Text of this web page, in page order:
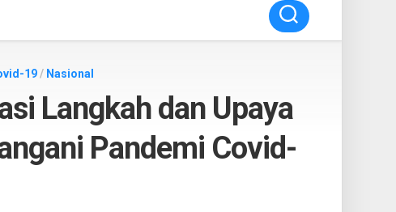
19/ Nasional
Langkah dan Upaya
Pandemi Covid-